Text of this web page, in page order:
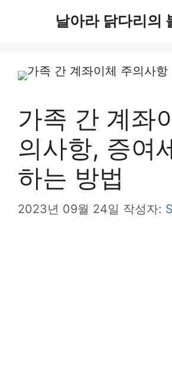
날아라 닭다리의
가족 간 계좌
의사항, 증여
하는 방법
2023년 09월 24일 작성자: